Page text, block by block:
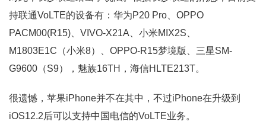
持联通VoLTE的设备有：华为P20 Pro、OPPO
PACM00(R15)、VIVO-X21A、小米MIX2S、
M1803E1C（小米8）、OPPO-R15梦境版、三星SM-
G9600（S9），魅族16TH，海信HLTE213T。
很遗憾，苹果iPhone并不在其中，不过iPhone在升级到
iOS12.2后可以支持中国电信的VoLTE业务。